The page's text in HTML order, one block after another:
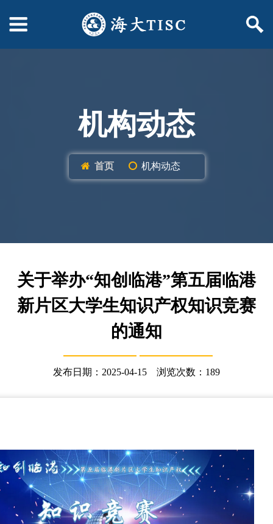
机构动态
首页 机构动态
关于举办“知创临港”第五届临港
新片区大学生知识产权知识竞赛
的通知
发布日期：2025-04-15 浏览次数： 189